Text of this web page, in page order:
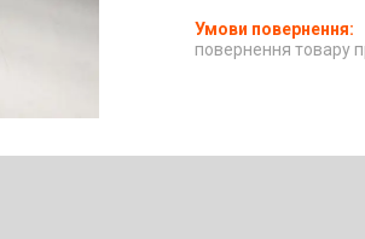
повернення товару